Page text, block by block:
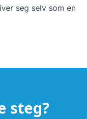
seg selv som en
steg?